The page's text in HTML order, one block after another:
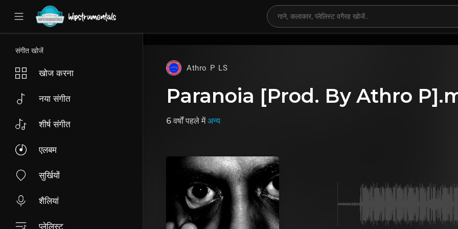
UA-36237165-1
संगीत खोजें
खोज करना
नया संगीत
शीर्ष संगीत
एलबम
सुर्खियों
शैलियां
प्लेलिस्ट
Athro P LS
Paranoia [Prod. By Athro
6 वर्षों पहलेमेंअन्य